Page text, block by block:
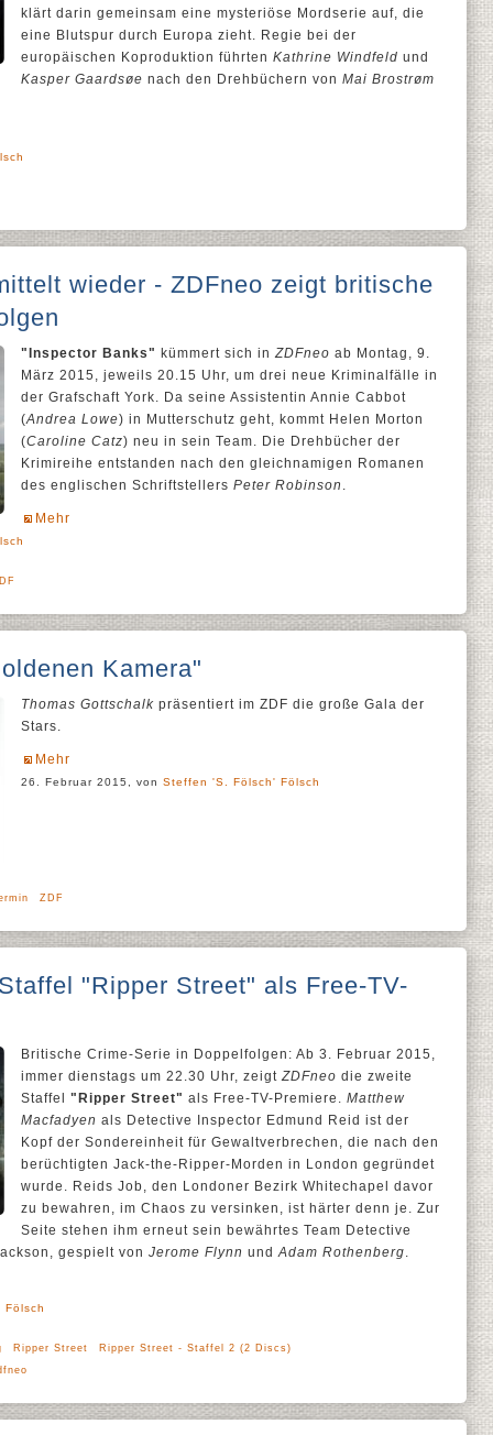
klärt darin gemeinsam eine mysteriöse Mordserie auf, die
eine Blutspur durch Europa zieht. Regie bei der
europäischen Koproduktion führten Kathrine Windfeld und
Kasper Gaardsøe nach den Drehbüchern von Mai Brostrøm
wieder - ZDFneo zeigt britische
"Inspector Banks" kümmert sich inZDFneo ab Montag, 9.
März 2015, jeweils 20.15 Uhr, um drei neue Kriminalfälle in
der Grafschaft York. Da seine Assistentin Annie Cabbot
(Andrea Lowe) in Mutterschutz geht, kommt Helen Morton
(Caroline Catz) neu in sein Team. Die Drehbücher der
Krimireihe entstanden nach den gleichnamigen Romanen
des englischen Schriftstellers Peter Robinson .
Mehr
Kamera"
Thomas Gottschalk präsentiert im ZDF die große Gala der
Stars.
Mehr
26. Februar 2015, von Steffen 'S. Fölsch' Fölsch
ZDF
"Ripper Street" als Free-TV-
Britische Crime-Serie in Doppelfolgen: Ab 3. Februar 2015,
immer dienstags um 22.30 Uhr, zeigtZDFneo die zweite
Staffel "Ripper Street" als Free-TV-Premiere. Matthew
Macfadyen als Detective Inspector Edmund Reid ist der
Kopf der Sondereinheit für Gewaltverbrechen, die nach den
berüchtigten Jack-the-Ripper-Morden in London gegründet
wurde. Reids Job, den Londoner Bezirk Whitechapel davor
zu bewahren, im Chaos zu versinken, ist härter denn je. Zur
Seite stehen ihm erneut sein bewährtes Team Detective
gespielt von Jerome Flynn undAdam Rothenberg.
Ripper Street
Ripper Street - Staffel 2 (2 Discs)